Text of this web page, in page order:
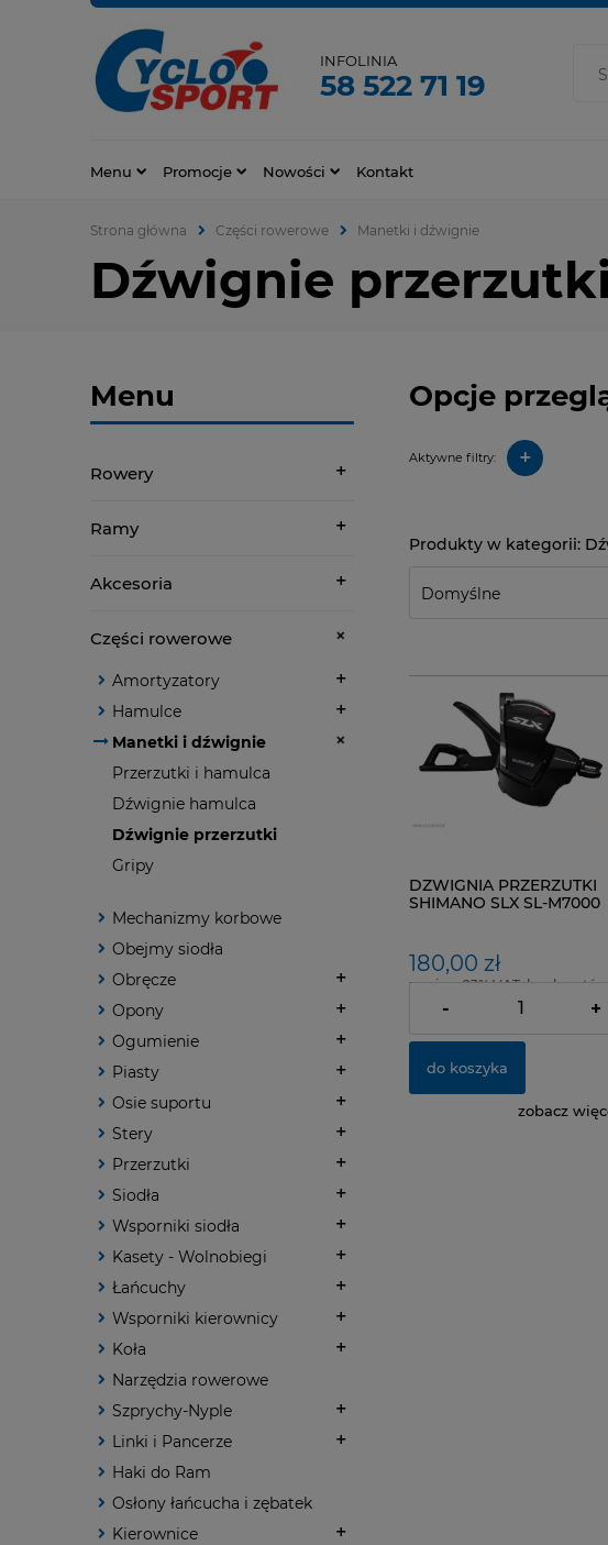
INFOLINIA
58 522 71 19
Menu Promocje Nowości Kontakt
Strona główna Części rowerowe Manetki i dźwignie
Dźwignie przerzutki
Menu
Rowery
Ramy
Akcesoria
Części rowerowe
Amortyzatory
Hamulce
Manetki i dźwignie
Przerzutki i hamulca
Dźwignie hamulca
Dźwignie przerzutki
Gripy
Mechanizmy korbowe
Obejmy siodła
Obręcze
Opony
Ogumienie
Piasty
Osie suportu
Stery
Przerzutki
Siodła
Wsporniki siodła
Kasety - Wolnobiegi
Łańcuchy
Wsporniki kierownicy
Koła
Narzędzia rowerowe
Szprychy-Nyple
Linki i Pancerze
Haki do Ram
Osłony łańcucha i zębatek
Kierownice
Opcje
Aktywne filtry: +
DZWIGNIA PRZERZUTKI
SHIMANO SLX SL-M7000
180,00 zł
zawiera 23% VAT, bez kosztów
dostawy
- +
do koszyka
zobacz